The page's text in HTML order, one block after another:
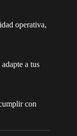
operativa,
a tus
con